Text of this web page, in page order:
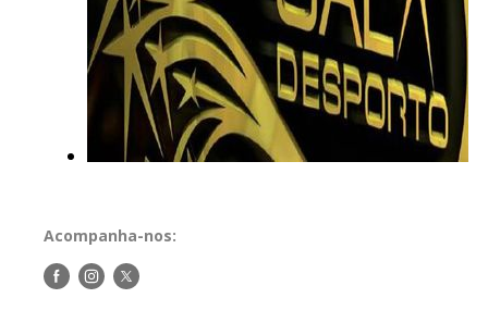
Acompanha-nos:
Siga-Siga-Siga-